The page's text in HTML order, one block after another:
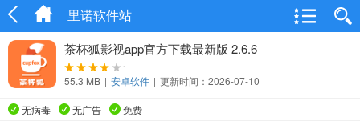
里诺软件站
茶杯狐影视app官方下载最新版 2.6.6
55.3 MB | 安卓软件 | 更新时间：2026-07-10
无病毒 无广告 免费